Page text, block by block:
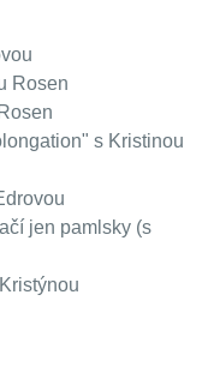
Rosen
s Kristinou
jen pamlsky (s